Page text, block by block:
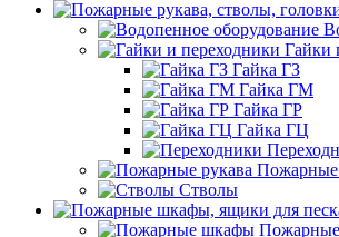
Гайки
Гайка ГЗ
Гайка ГМ
Гайка ГР
Гайка ГЦ
Пожарные
Стволы